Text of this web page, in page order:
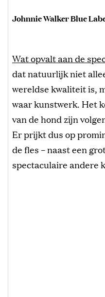
Johnnie Walker Blue
Wat opvalt aan de
dat natuurlijk niet
wereldse kwaliteit is,
waar kunstwerk. Het
van de hond zijn
Er prijkt dus op
de fles – naast een
spectaculaire andere